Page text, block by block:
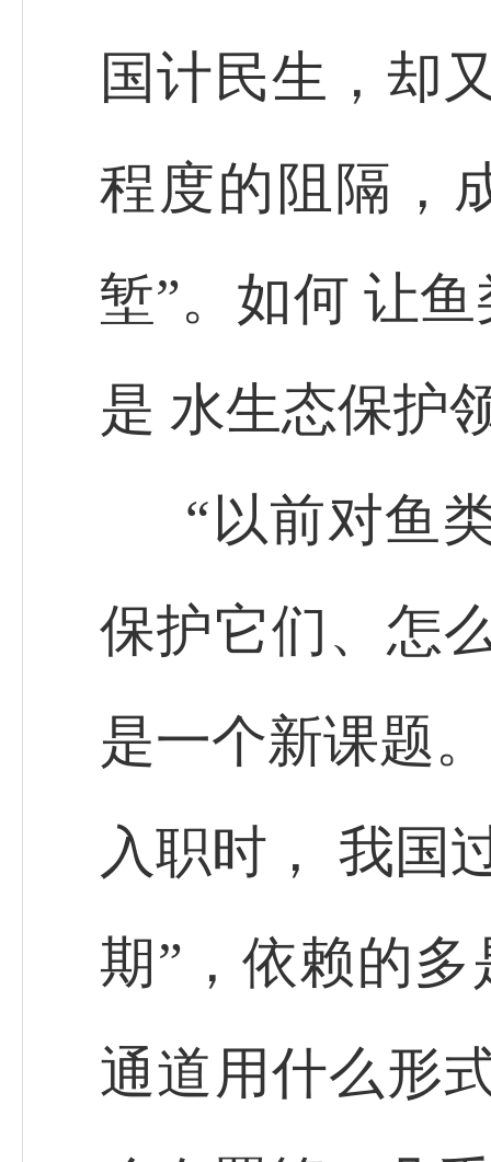
国计民生，却
程度的阻隔，
堑”。如何 让
是 水生态保护
“以前对鱼
保护它们、怎
是一个新课题
入职时， 我国
期”，依赖的
通道用什么形